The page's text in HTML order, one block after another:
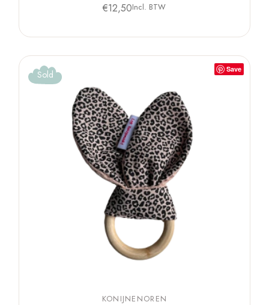
€12,50Incl. BTW
Save
Sold
KONIJNENOREN